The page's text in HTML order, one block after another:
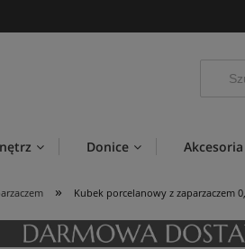
Donice
» Kubek porcelanowy z zaparzaczem